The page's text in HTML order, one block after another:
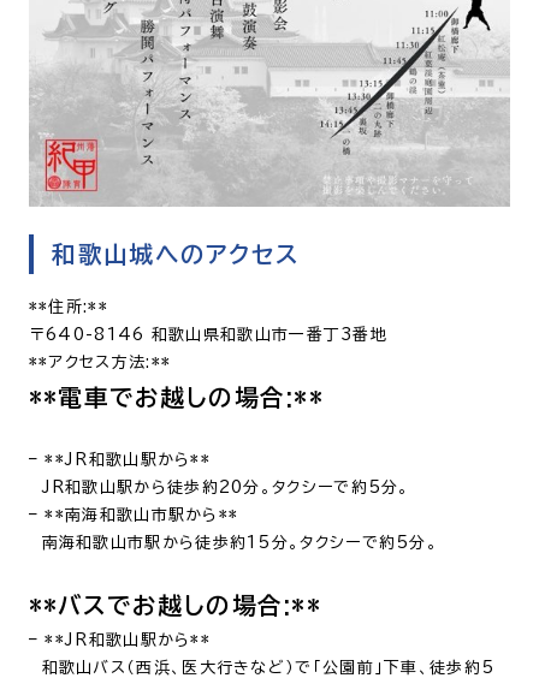
和歌山城へのアクセス
**住所:**
〒640-8146 和歌山県和歌山市一番丁3番地
**アクセス方法:**
**電車でお越しの場合:**
– **JR和歌山駅から**
JR和歌山駅から徒歩約20分。タクシーで約5分。
– **南海和歌山市駅から**
南海和歌山市駅から徒歩約15分。タクシーで約5分。
**バスでお越しの場合:**
– **JR和歌山駅から**
和歌山バス（西浜、医大行きなど）で「公園前」下車、徒歩約5